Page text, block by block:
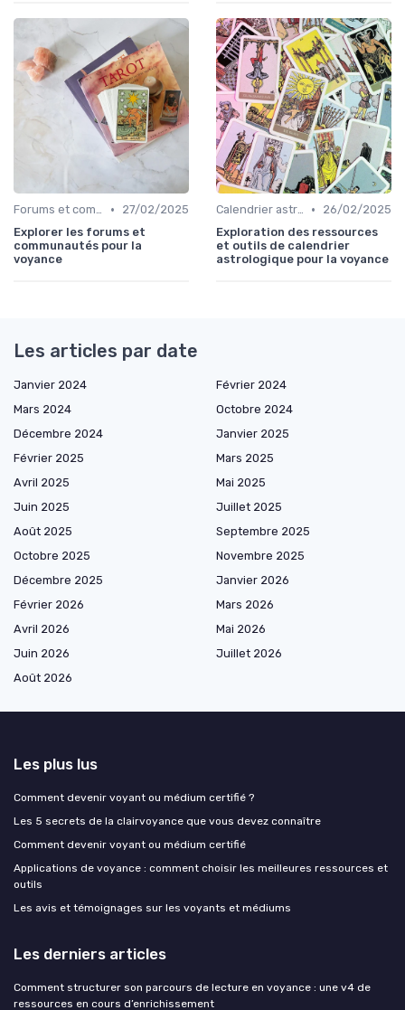
Forums et communautés •
27/02/2025
Explorer les forums et
communautés pour la
voyance
Calendrier astrologique •
26/02/2025
Exploration des ressources
et outils de calendrier
astrologique pour la voyance
Les articles par date
Janvier 2024
Février 2024
Mars 2024
Octobre 2024
Décembre 2024
Janvier 2025
Février 2025
Mars 2025
Avril 2025
Mai 2025
Juin 2025
Juillet 2025
Août 2025
Septembre 2025
Octobre 2025
Novembre 2025
Décembre 2025
Janvier 2026
Février 2026
Mars 2026
Avril 2026
Mai 2026
Juin 2026
Juillet 2026
Août 2026
Les plus lus
Comment devenir voyant ou médium certifié ?
Les 5 secrets de la clairvoyance que vous devez connaître
Comment devenir voyant ou médium certifié
Applications de voyance : comment choisir les meilleures ressources et
outils
Les avis et témoignages sur les voyants et médiums
Les derniers articles
Comment structurer son parcours de lecture en voyance : une v4 de
ressources en cours d’enrichissement